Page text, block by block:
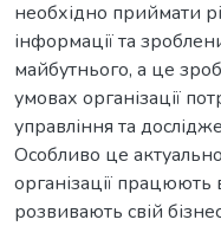
необхідно приймати
інформації та
майбутнього, а це
умовах організації
управління та
Особливо це
організації працюють
розвивають свій